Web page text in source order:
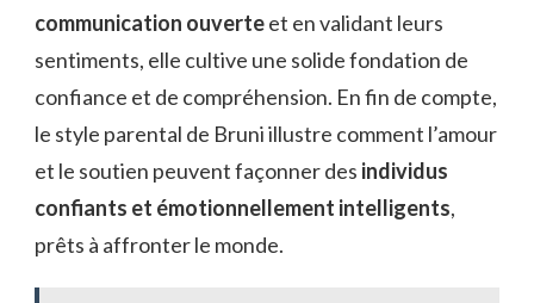
communication ouverteet en validant leurs
sentiments, elle cultive une solide fondation de
confiance et de compréhension. En fin de compte,
le style parental de Bruni illustre comment l’amour
et le soutien peuvent façonner des individus
confiants et émotionnellement intelligents,
prêts à affronter le monde.